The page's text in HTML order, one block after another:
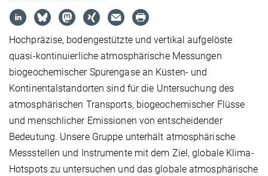
Hochpräzise, ​​bodengestützte und vertikal aufgelöste
quasi-kontinuierliche atmosphärische Messungen
biogeochemischer Spurengase an Küsten- und
Kontinentalstandorten sind für die Untersuchung des
atmosphärischen Transports, biogeochemischer Flüsse
und menschlicher Emissionen von entscheidender
Bedeutung. Unsere Gruppe unterhält atmosphärische
Messstellen und Instrumente mit dem Ziel, globale Klima-
Hotspots zu untersuchen und das globale atmosphärische